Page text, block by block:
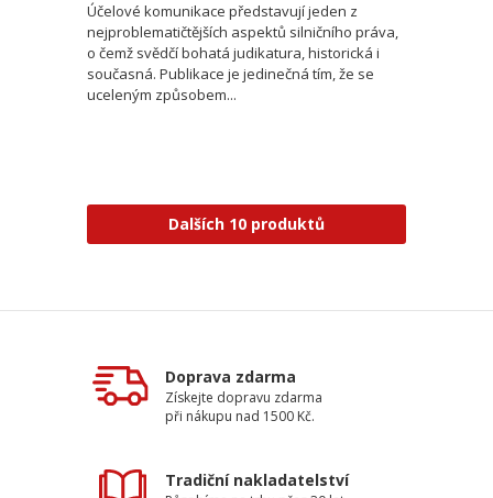
Účelové komunikace představují jeden z
nejproblematičtějších aspektů silničního práva,
o čemž svědčí bohatá judikatura, historická i
současná. Publikace je jedinečná tím, že se
uceleným způsobem...
Dalších 10 produktů
Doprava zdarma
Získejte dopravu zdarma
při nákupu nad 1500 Kč.
Tradiční nakladatelství